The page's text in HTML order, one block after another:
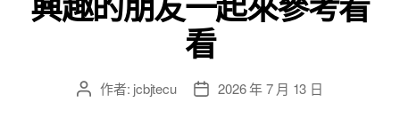
看
文 作者: jcbjtecu
文 2026 年 7 月 13 日